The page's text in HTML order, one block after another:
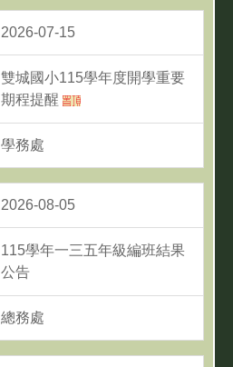
2026-07-15
雙城國小115學年度開學重要
期程提醒
學務處
2026-08-05
115學年一三五年級編班結果
公告
總務處